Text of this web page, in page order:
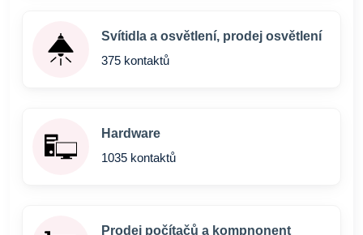
Svítidla a osvětlení, prodej osvětlení
375 kontaktů
Hardware
1035 kontaktů
Prodej počítačů a kompnonent